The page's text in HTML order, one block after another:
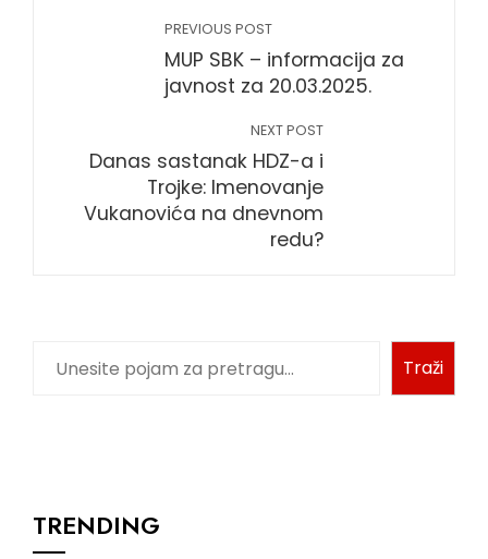
PREVIOUS POST
MUP SBK – informacija za
javnost za 20.03.2025.
NEXT POST
Danas sastanak HDZ-a i
Trojke: Imenovanje
Vukanovića na dnevnom
redu?
Traži
TRENDING